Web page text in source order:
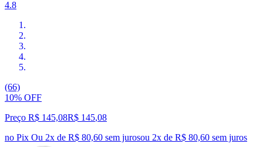
4.8
(66)
10% OFF
Preço R$ 145,08R$ 145,08
no Pix Ou 2x de R$ 80,60 sem jurosou 2x de R$ 80,60 sem juros